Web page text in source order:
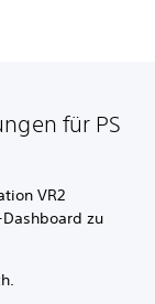
für PS
VR2
zu